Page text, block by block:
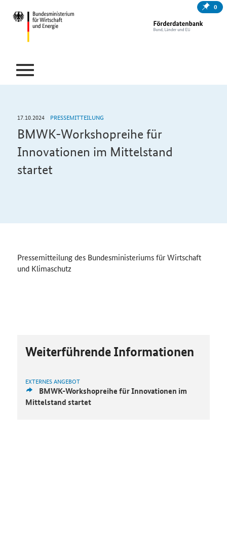
0
17.10.2024 PRESSEMITTEILUNG
BMWK-Workshopreihe für
Innovationen im Mittelstand
startet
Pressemitteilung des Bundesministeriums für Wirtschaft
und Klimaschutz
Weiterführende Informationen
EXTERNES ANGEBOT
BMWK-Workshopreihe für Innovationen im
Mittelstand startet